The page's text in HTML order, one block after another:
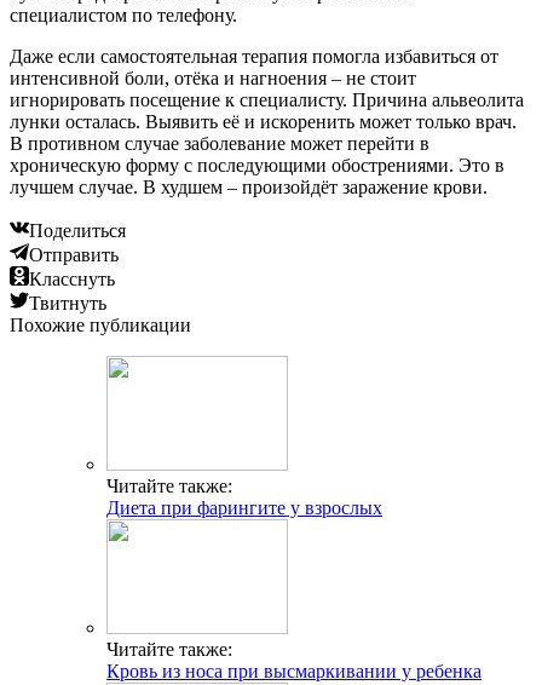
специалистом по телефону.
Даже если самостоятельная терапия помогла избавиться от
интенсивной боли, отёка и нагноения – не стоит
игнорировать посещение к специалисту. Причина альвеолита
лунки осталась. Выявить её и искоренить может только врач.
В противном случае заболевание может перейти в
хроническую форму с последующими обострениями. Это в
лучшем случае. В худшем – произойдёт заражение крови.
Поделиться
Отправить
Класснуть
Твитнуть
Похожие публикации
Читайте также:
Диета при фарингите у взрослых
Читайте также:
Кровь из носа при высмаркивании у ребенка